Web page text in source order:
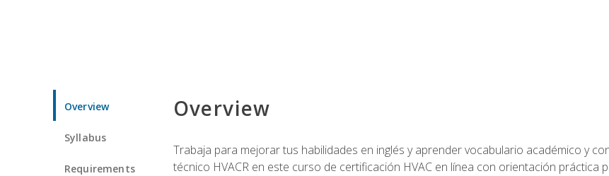
Overview
Syllabus
Requirements
Overview
Trabaja para mejorar tus habilidades en inglés y aprender vocabulario académico y
técnico HVACR en este curso de certificación HVAC en línea con orientación práctica